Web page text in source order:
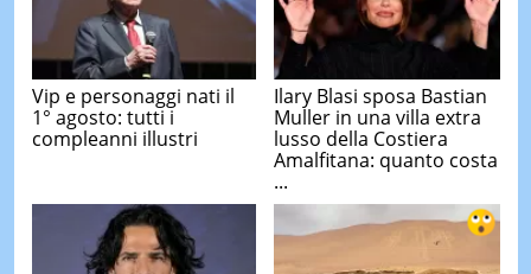
Vip e personaggi nati il
1° agosto: tutti i
compleanni illustri
Ilary Blasi sposa Bastian
Muller in una villa extra
lusso della Costiera
Amalfitana: quanto costa
...